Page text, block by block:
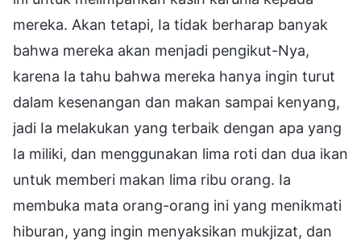
mereka. Akan tetapi, Ia tidak berharap banyak
bahwa mereka akan menjadi pengikut-Nya,
karena Ia tahu bahwa mereka hanya ingin turut
dalam kesenangan dan makan sampai kenyang,
jadi Ia melakukan yang terbaik dengan apa yang
Ia miliki, dan menggunakan lima roti dan dua ikan
untuk memberi makan lima ribu orang. Ia
membuka mata orang-orang ini yang menikmati
hiburan, yang ingin menyaksikan mukjizat, dan